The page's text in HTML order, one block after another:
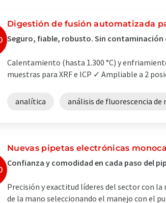
Digestión de fusión automatizada
Seguro, fiable, robusto. Sin contaminación
Calentamiento (hasta 1.300 °C) y
muestras para XRF e ICP ✓ Ampliable a 2
analítica análisis de fluorescencia de
Nuevas pipetas electrónicas
Confianza y comodidad en cada paso del
Precisión y exactitud líderes del sector con
de la mano seleccionando el manejo con el